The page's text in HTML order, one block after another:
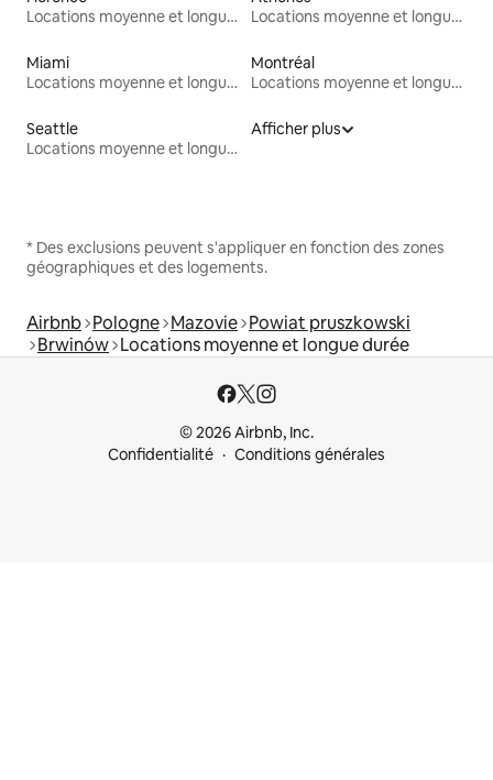
Locations moyenne et longue durée
Locations moyenne et longue durée
Miami
Locations moyenne et longue durée
Montréal
Locations moyenne et longue durée
Seattle
Locations moyenne et longue durée
Afficher plus
* Des exclusions peuvent s'appliquer en fonction des zones
géographiques et des logements.
Airbnb Pologne Mazovie Powiat pruszkowski
Brwinów Locations moyenne et longue durée
© 2026 Airbnb, Inc.
Confidentialité
Conditions générales